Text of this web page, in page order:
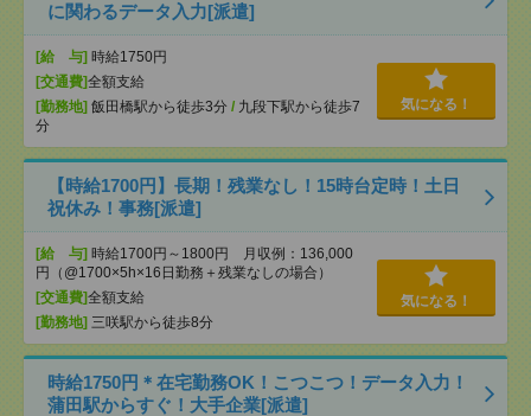
に関わるデータ入力[派遣]
[給 与] 時給1750円
[交通費]全額支給
[勤務地] 飯田橋駅から徒歩3分 / 九段下駅から徒歩7
分
気になる！
【時給1700円】長期！残業なし！15時台定時！土日
祝休み！事務[派遣]
[給 与] 時給1700円～1800円 月収例：136,000
円（@1700×5h×16日勤務＋残業なしの場合）
[交通費]全額支給
[勤務地] 三咲駅から徒歩8分
気になる！
時給1750円＊在宅勤務OK！こつこつ！データ入力！
蒲田駅からすぐ！大手企業[派遣]